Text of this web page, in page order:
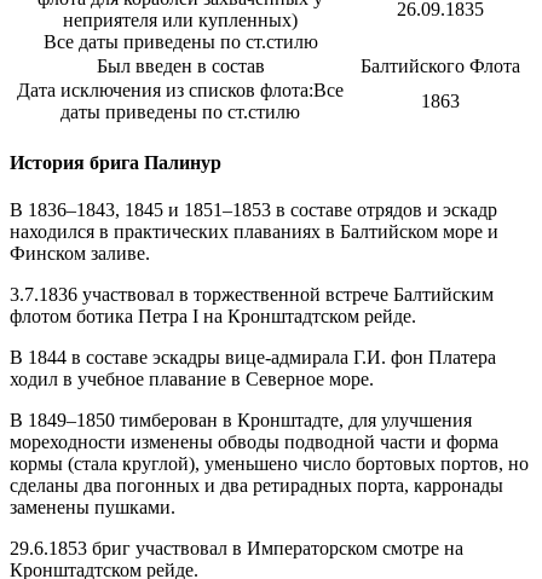
неприятеля или купленных)
Все даты приведены по ст.стилю
26.09.1835
Был введен в состав
Балтийского Флота
Дата исключения из списков флота:Все
даты приведены по ст.стилю
1863
История брига Палинур
В 1836–1843, 1845 и 1851–1853 в составе отрядов и эскадр
находился в практических плаваниях в Балтийском море и
Финском заливе.
3.7.1836 участвовал в торжественной встрече Балтийским
флотом ботика Петра I на Кронштадтском рейде.
В 1844 в составе эскадры вице-адмирала Г.И. фон Платера
ходил в учебное плавание в Северное море.
В 1849–1850 тимберован в Кронштадте, для улучшения
мореходности изменены обводы подводной части и форма
кормы (стала круглой), уменьшено число бортовых портов, но
сделаны два погонных и два ретирадных порта, карронады
заменены пушками.
29.6.1853 бриг участвовал в Императорском смотре на
Кронштадтском рейде.